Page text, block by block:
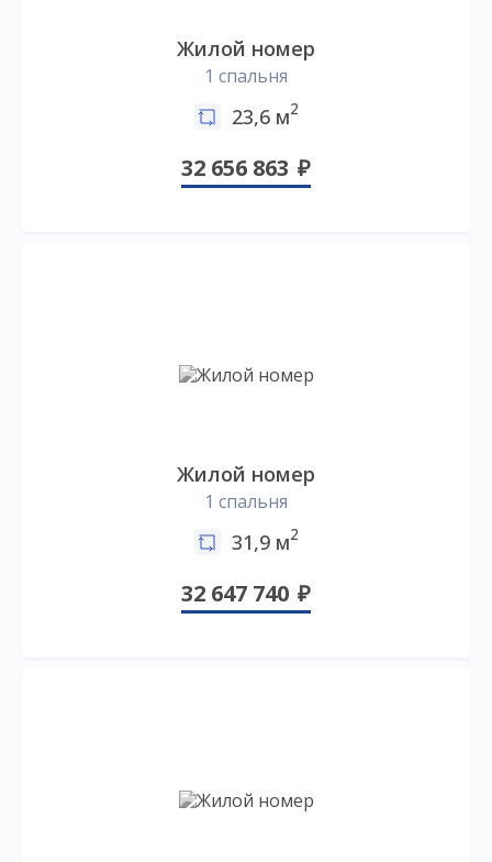
Жилой номер
1 спальня
23,6 м2
32 656 863
Жилой номер
1 спальня
31,9 м2
32 647 740